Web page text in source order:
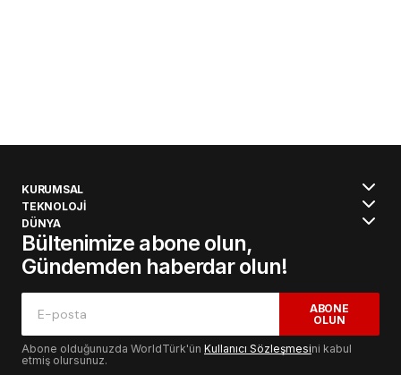
KURUMSAL
TEKNOLOJİ
DÜNYA
Bültenimize abone olun,
Gündemden haberdar olun!
ABONE
OLUN
Abone olduğunuzda WorldTürk'ün Kullanıcı Sözleşmesini kabul
etmiş olursunuz.